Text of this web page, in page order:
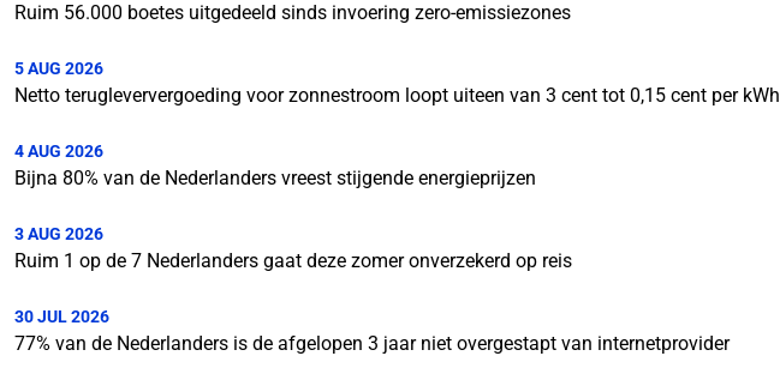
Ruim 56.000 boetes uitgedeeld sinds invoering zero-emissiezones
5 AUG 2026
Netto terugleververgoeding voor zonnestroom loopt uiteen van 3 cent tot 0,15 cent per kWh
4 AUG 2026
Bijna 80% van de Nederlanders vreest stijgende energieprijzen
3 AUG 2026
Ruim 1 op de 7 Nederlanders gaat deze zomer onverzekerd op reis
30 JUL 2026
77% van de Nederlanders is de afgelopen 3 jaar niet overgestapt van internetprovider